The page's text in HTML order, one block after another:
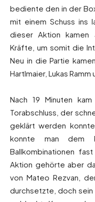
bediente den in der
mit einem Schuss ins
dieser Aktion kamen
Kräfte, um somit die
Neu in die Partie
Hartlmaier, Lukas Ramm
Nach 19 Minuten
Torabschluss, der
geklärt werden
konnte man dem
Ballkombinationen
Aktion gehörte aber
von Mateo Rezvan,
durchsetzte, doch sein